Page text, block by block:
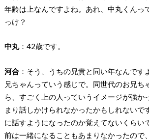
年齢は上なんですよね。あれ、中丸くんっ
っけ？
中丸：42歳です。
河合：そう、うちの兄貴と同い年なんです
兄ちゃんっていう感じで。同世代のお兄ち
ら、すごく上の人っていうイメージが強か
まり話しかけられなかったかもしれないで
に話すようになったのか覚えてないくらい
前は一緒になることもあまりなかったので